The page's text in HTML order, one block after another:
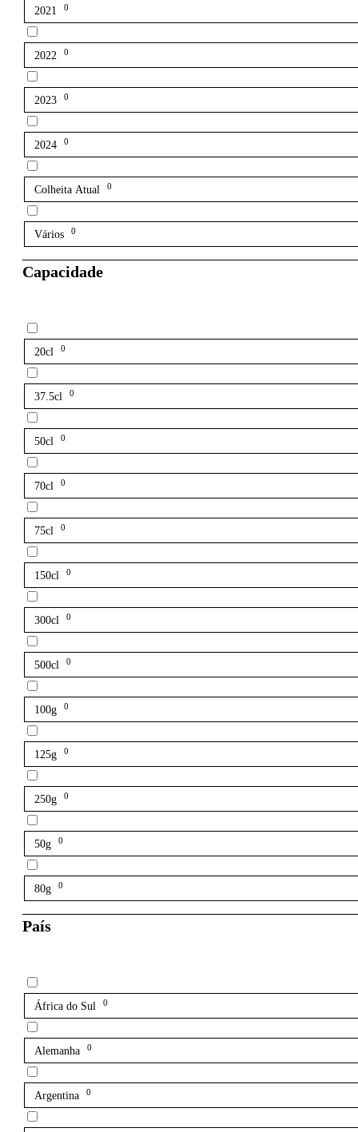
2021 0
2022 0
2023 0
2024 0
Colheita Atual 0
Vários 0
Capacidade
20cl 0
37.5cl 0
50cl 0
70cl 0
75cl 0
150cl 0
300cl 0
500cl 0
100g 0
125g 0
250g 0
50g 0
80g 0
País
África do Sul 0
Alemanha 0
Argentina 0